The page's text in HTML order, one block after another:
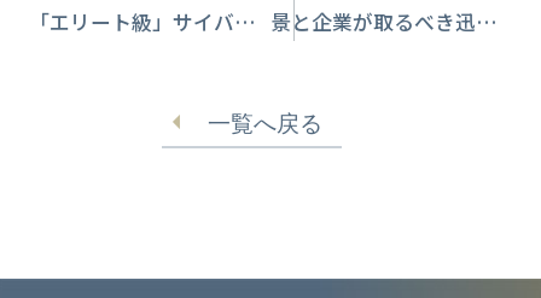
「エリート級」サイバー
景と企業が取るべき迅速
一覧へ戻る